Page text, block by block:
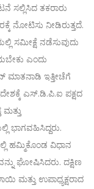
ಸಲ್ಲಿಸಿದ ತಕರಾರು
ನೋಟಿಸು ನೀಡಿರುತ್ತದೆ.
ಸಮೀಕ್ಷೆ ನಡೆಸುವುದು
ಎಂದು
ಮಾತನಾಡಿ ಇತ್ತೀಚೆಗೆ
ಎಸ್.ಡಿ.ಪಿ.ಐ ಪಕ್ಷದ
ಭಾಗವಹಿಸಿದ್ದರು.
ಹಮ್ಮಿಕೊಂಡ ವಿಧಾನ
ಘೋಷಿಸಿದರು. ದಕ್ಷಿಣ
ಮತ್ತು ಉಪಾಧ್ಯಕ್ಷರಾದ